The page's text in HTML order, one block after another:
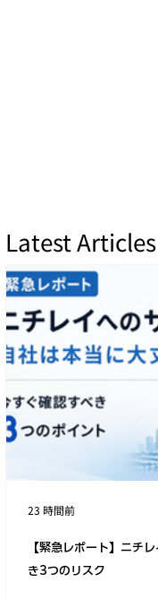
Latest Articles
【緊急レポート】ニチ
き3つのリスク
23 時間前
ゼロデイ脅威